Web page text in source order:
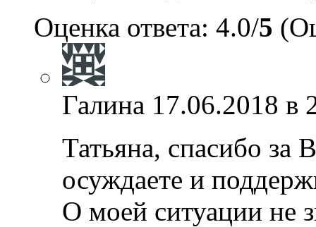
Оценка ответа: 4.0/5
Галина 17.06.2018 в
Татьяна, спасибо за
осуждаете и
О моей ситуации не